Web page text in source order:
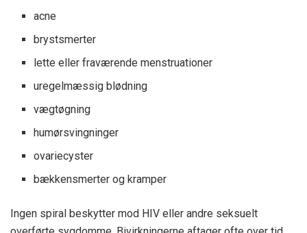
acne
brystsmerter
lette eller fraværende menstruationer
uregelmæssig blødning
vægtøgning
humørsvingninger
ovariecyster
bækkensmerter og kramper
Ingen spiral beskytter mod HIV eller andre seksuelt